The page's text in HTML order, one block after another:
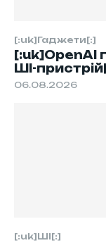
[:uk]Гаджети[:]
[:uk]OpenAI
ШІ-
06.08.2026
[:uk]ШІ[:]